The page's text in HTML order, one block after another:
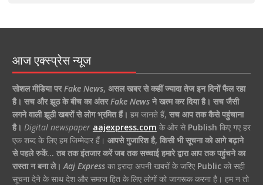
आज एक्स्प्रेस न्यूज
सोशल मीडिया पर Fake News, असल खबर से कहीं ज्यादा तेज इन दिनों फैल रहा
है। सच और झूठ के बीच का अंतर Fake Newsने खत्म कर दिया है। सच जैसी
लगने वाली झूठी खबरों से लोग भ्रमित हैं। हम जानते हैं, सच आप तक कैसे पहुंचाना
है। Digital newspaper aajexpress.com के ओर से Publish किए गए हर
एक शब्द के लिए हम जिम्मेदार हैं। आपसे गुजारिश है, किसी भी सूचना को आगे बढ़ाने
से पहले रुकें… तब तक इंतजार करें जब तक सच्चाई हमारे द्वारा आप तक पहुंचने का
रास्ता न बना ले। Aaj Expressका इरादा अपनी खबरों के जरिए Publicको सही
सूचना देने के साथ देश और समाज हित के लिए लोगों को जागरूक करना है। हम न तो